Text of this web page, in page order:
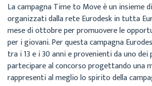
La campagna Time to Move è un insieme
organizzati dalla rete Eurodesk in tutta
mese di ottobre per promuovere le
per i giovani. Per questa campagna
tra i 13 e i 30 anni e provenienti da uno dei
partecipare al concorso progettando una
rappresenti al meglio lo spirito della